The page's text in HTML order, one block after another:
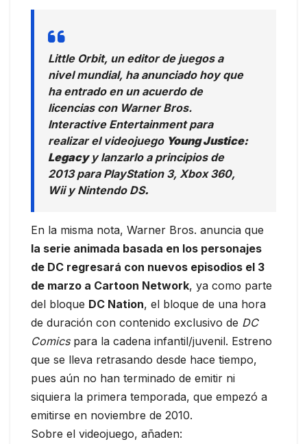
Little Orbit, un editor de juegos a
nivel mundial, ha anunciado hoy que
ha entrado en un acuerdo de
licencias con Warner Bros.
Interactive Entertainment para
realizar el videojuego Young Justice:
Legacyy lanzarlo a principios de
2013 para PlayStation 3, Xbox 360,
Wii y Nintendo DS.
En la misma nota, Warner Bros. anuncia que
la serie animada basada en los personajes
de DC regresará con nuevos episodios el 3
de marzo a Cartoon Network, ya como parte
del bloque DC Nation, el bloque de una hora
de duración con contenido exclusivo de DC
Comicspara la cadena infantil/juvenil. Estreno
que se lleva retrasando desde hace tiempo,
pues aún no han terminado de emitir ni
siquiera la primera temporada, que empezó a
emitirse en noviembre de 2010.
Sobre el videojuego, añaden: